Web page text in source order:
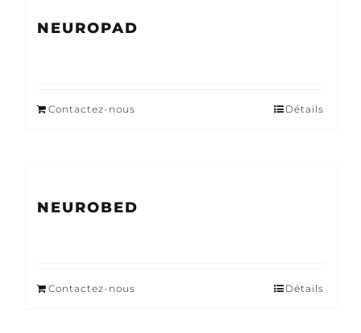
NEUROPAD
Contactez-nous Détails
NEUROBED
Contactez-nous Détails